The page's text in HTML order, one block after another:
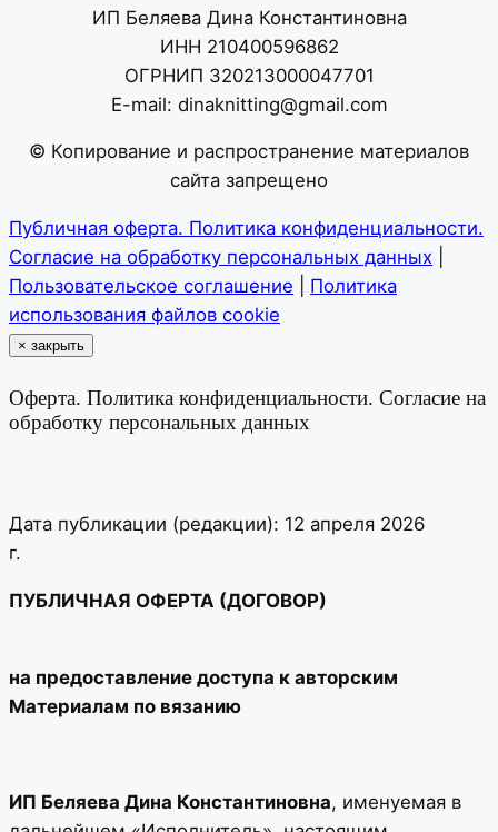
ИП Беляева Дина Константиновна
ИНН 210400596862
ОГРНИП 320213000047701
E-mail: dinaknitting@gmail.com
© Копирование и распространение материалов
сайта запрещено
Публичная оферта. Политика конфиденциальности.
Согласие на обработку персональных данных
Пользовательское соглашение
Политика
использования файлов cookie
× закрыть
Оферта. Политика конфиденциальности. Согласие на
обработку персональных данных
Дата публикации (редакции): 12 апреля 2026
г.
ПУБЛИЧНАЯ ОФЕРТА (ДОГОВОР)
на предоставление доступа к авторским
Материалам по вязанию
ИП Беляева Дина Константиновна, именуемая в